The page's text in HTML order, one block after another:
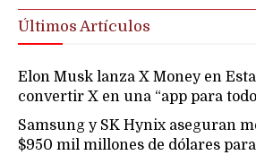
Últimos Artículos
Elon Musk lanza X Money en
convertir X en una “app para
Samsung y SK Hynix aseguran
$950 mil millones de dólares